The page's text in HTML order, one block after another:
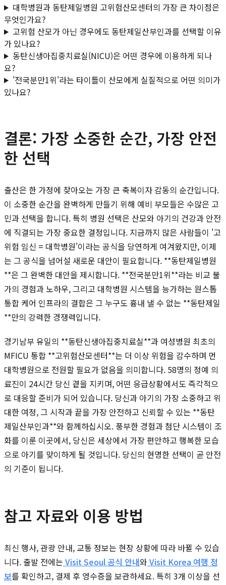
대학병원과 동탄제일병원 고위험산모센터의 가장 큰 차이점은
무엇인가요?
고위험 산모가 아닌 경우에도 동탄제일산부인과를 선택할 이유
가 있나요?
동탄신생아집중치료실(NICU)은 어떤 경우에 이용하게 되나
요?
'전국분만1위'라는 타이틀이 산모에게 실질적으로 어떤 의미가
있나요?
결론: 가장 소중한 순간, 가장 안전
한 선택
출산은 한 가정에 찾아오는 가장 큰 축복이자 감동의 순간입니다.
이 소중한 순간을 완벽하게 만들기 위해 예비 부모들은 수많은 고
민과 선택을 합니다. 특히 병원 선택은 산모와 아기의 건강과 안전
에 직결되는 가장 중요한 결정입니다. 지금까지 많은 사람들이 '고
위험 임신 = 대학병원'이라는 공식을 당연하게 여겨왔지만, 이제
는 그 공식을 넘어설 새로운 대안이 필요합니다. **동탄제일병원
**은 그 완벽한 대안을 제시합니다. **전국분만1위**라는 비교 불
가의 경험과 노하우, 그리고 대학병원 시스템을 능가하는 원스톱
통합 케어 인프라의 결합은 그 누구도 흉내 낼 수 없는 **동탄제일
**만의 강력한 경쟁력입니다.
경기남부 유일의 **동탄신생아집중치료실**과 여성병원 최초의
MFICU 통합 **고위험산모센터**는 더 이상 위험을 감수하며 먼
대학병원으로 전원할 필요가 없음을 의미합니다. 58명의 정예 의
료진이 24시간 당신 곁을 지키며, 어떤 응급상황에서도 즉각적으
로 대응할 준비가 되어 있습니다. 당신과 아기의 가장 소중하고 위
대한 여정, 그 시작과 끝을 가장 안전하고 신뢰할 수 있는 **동탄
제일산부인과**와 함께하십시오. 풍부한 경험과 첨단 시스템이 조
화를 이룬 이곳에서, 당신은 세상에서 가장 편안하고 행복한 모습
으로 아기를 맞이하게 될 것입니다. 당신의 현명한 선택이 곧 안전
의 기준이 됩니다.
참고 자료와 이용 방법
최신 행사, 관광 안내, 교통 정보는 현장 상황에 따라 바뀔 수 있습
니다. 출발 전에는 Visit Seoul 공식 안내와 Visit Korea 여행 정
보를 확인하고, 결제 후 영수증을 보관하세요. 특히 3개 이상을 선